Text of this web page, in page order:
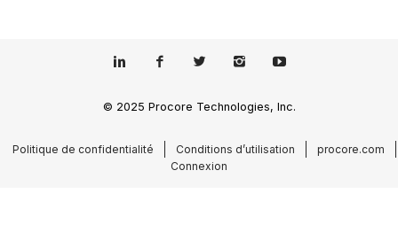
© 2025 Procore Technologies, Inc.
Politique de confidentialité Conditions d’utilisation
procore.com
Connexion